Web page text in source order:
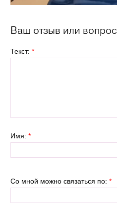
Ваш отзыв или вопрос
Текст: *
Имя: *
Со мной можно связаться по: *